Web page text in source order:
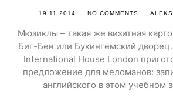
19.11.2014 NO COMMENTS
Мюзиклы – такая же визитная
Биг-Бен или Букингемский
International House London
предложение для меломанов:
английского в этом учебном